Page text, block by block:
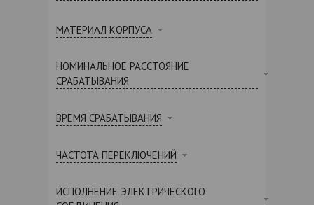
МАТЕРИАЛ КОРПУСА
НОМИНАЛЬНОЕ РАССТОЯНИЕ
СРАБАТЫВАНИЯ
ВРЕМЯ СРАБАТЫВАНИЯ
ЧАСТОТА ПЕРЕКЛЮЧЕНИЙ
ИСПОЛНЕНИЕ ЭЛЕКТРИЧЕСКОГО